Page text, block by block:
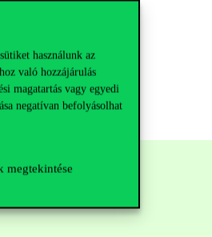
használunk az
való hozzájárulás
magatartás vagy egyedi
negatívan befolyásolhat
megtekintése